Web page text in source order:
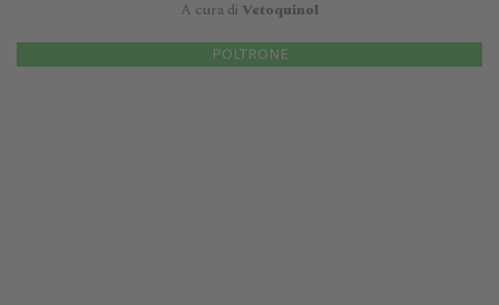
A cura di Vetoquinol
POLTRONE